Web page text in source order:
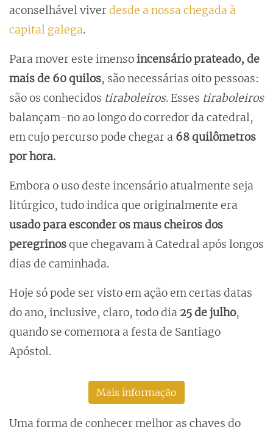
aconselhável viverdesde a nossa chegada à
capital galega.
Para mover este imensoincensário prateado, de
mais de 60 quilos, são necessárias oito pessoas:
são os conhecidos tiraboleiros. Esses tiraboleiros
balançam-no ao longo do corredor da catedral,
em cujo percurso pode chegar a 68 quilômetros
por hora.
Embora o uso deste incensário atualmente seja
litúrgico, tudo indica que originalmente era
usado para esconder os maus cheiros dos
peregrinosque chegavam à Catedral após longos
dias de caminhada.
Hoje só pode ser visto em ação em certas datas
do ano, inclusive, claro, todo dia 25 de julho,
quando se comemora a festa de Santiago
Apóstol.
Mais informação
Uma forma de conhecer melhor as chaves do